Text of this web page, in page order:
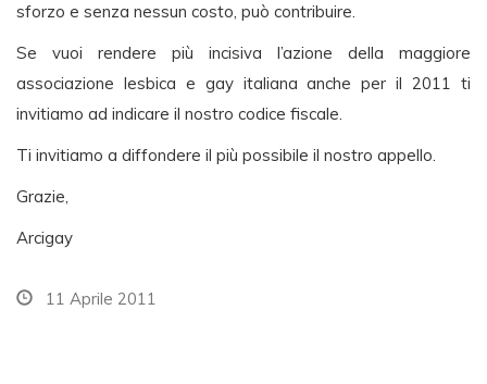
sforzo e senza nessun costo, può contribuire.
Se vuoi rendere più incisiva l’azione della maggiore
associazione lesbica e gay italiana anche per il 2011 ti
invitiamo ad indicare il nostro codice fiscale.
Ti invitiamo a diffondere il più possibile il nostro appello.
Grazie,
Arcigay
11 Aprile 2011